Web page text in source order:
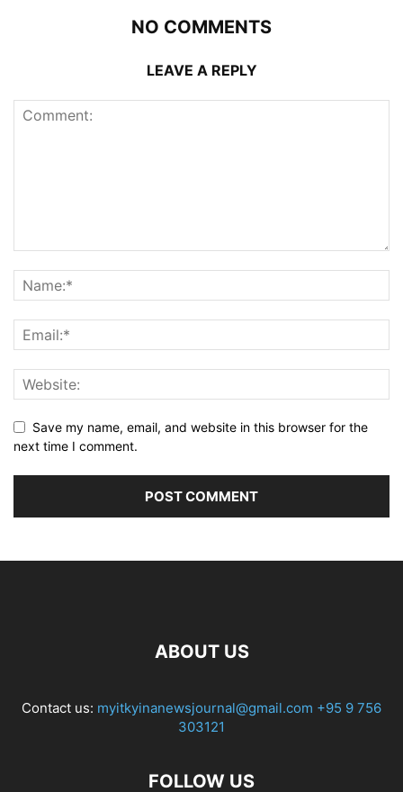
NO COMMENTS
LEAVE A REPLY
Save my name, email, and website in this browser for the
next time I comment.
ABOUT US
Contact us: myitkyinanewsjournal@gmail.com +95 9 756
303121
FOLLOW US